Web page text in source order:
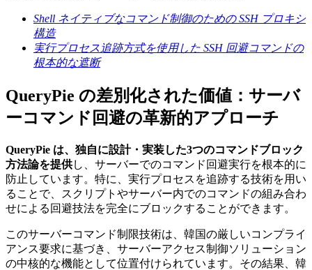
Shell ネイティブなコマンド制御のための SSH プロキシ
構造
実行プロセス追跡方式を使用した SSH 回避コマンドの
根本的な遮断
QueryPie の差別化された価値：サーバ
ーコマンド回避の革新的アプローチ
QueryPie は、独自に設計・実装した3つのコマンドブロック
方法論を提供し、サーバーでのコマンド回避実行を根本的に
防止しています。特に、実行プロセスを追跡する技術を用い
ることで、スクリプトやサーバー内でのコマンドの組み合わ
せによる回避技法を完全にブロックすることができます。
このサーバーコマンド制限技術は、韓国の厳しいコンプライ
アンス要求に基づき、サーバーアクセス制御ソリューション
の中核的な機能として位置付けられています。その結果、韓